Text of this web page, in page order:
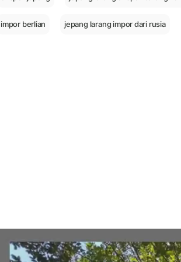
impor berlian jepang larang impor dari rusia